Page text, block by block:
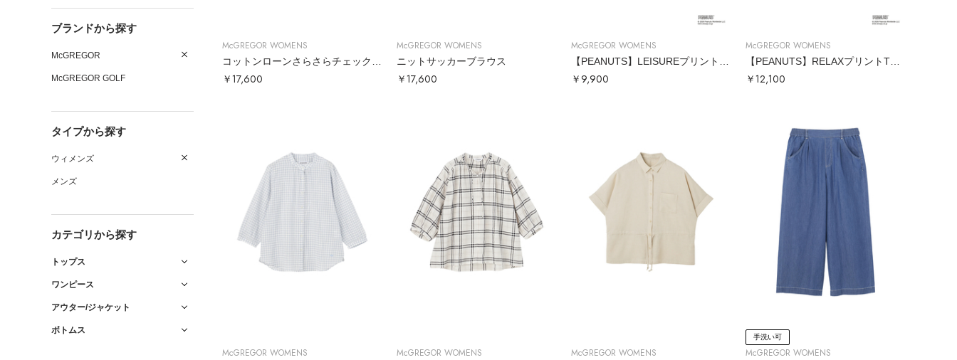
ブランドから探す
McGREGOR
McGREGOR GOLF
タイプから探す
ウィメンズ
メンズ
カテゴリから探す
トップス
ワンピース
アウター/ジャケット
ボトムス
McGREGOR WOMENS
￥17,600
McGREGOR WOMENS
ニットサッカーブラウス
￥17,600
McGREGOR WOMENS
￥9,900
McGREGOR WOMENS
￥12,100
McGREGOR WOMENS McGREGOR WOMENS McGREGOR WOMENS
手洗い可
McGREGOR WOMENS